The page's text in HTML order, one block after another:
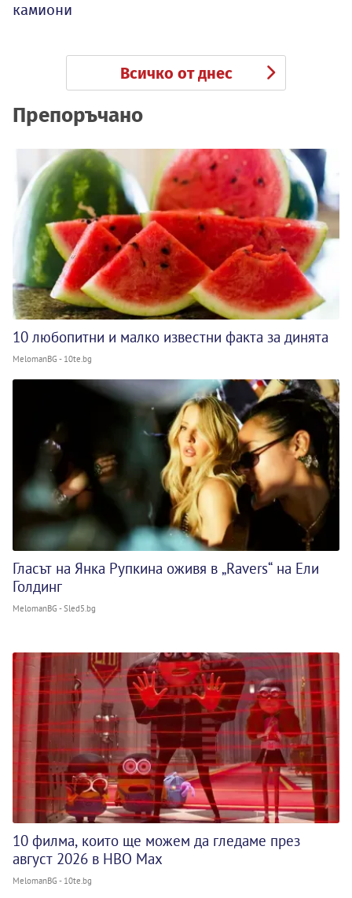
камиони
Всичко от днес
Препоръчано
10 любопитни и малко известни факта за динята
MelomanBG - 10te.bg
Гласът на Янка Рупкина оживя в „Ravers“ на Ели
Голдинг
MelomanBG - Sled5.bg
10 филма, които ще можем да гледаме през
август 2026 в HBO Max
MelomanBG - 10te.bg